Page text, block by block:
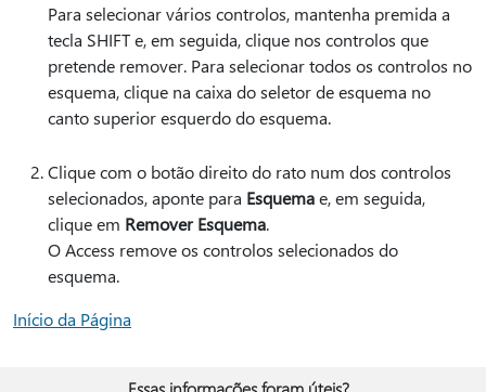
Para selecionar vários controlos, mantenha premida a
tecla SHIFT e, em seguida, clique nos controlos que
pretende remover. Para selecionar todos os controlos no
esquema, clique na caixa do seletor de esquema no
canto superior esquerdo do esquema.
Clique com o botão direito do rato num dos controlos
selecionados, aponte para Esquemae, em seguida,
clique em Remover Esquema.
O Access remove os controlos selecionados do
esquema.
Início da Página